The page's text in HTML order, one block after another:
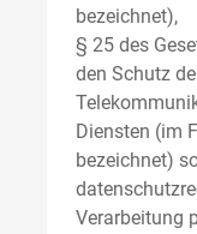
bezeichnet),
§ 25 des
den Schutz
Diensten (im
bezeichnet)
Verarbeitung